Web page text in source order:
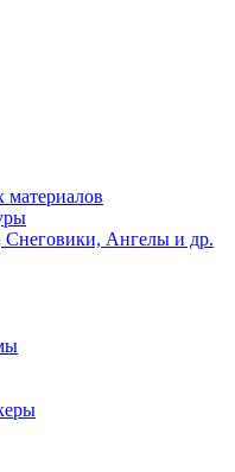
материалов
Ангелы и др.